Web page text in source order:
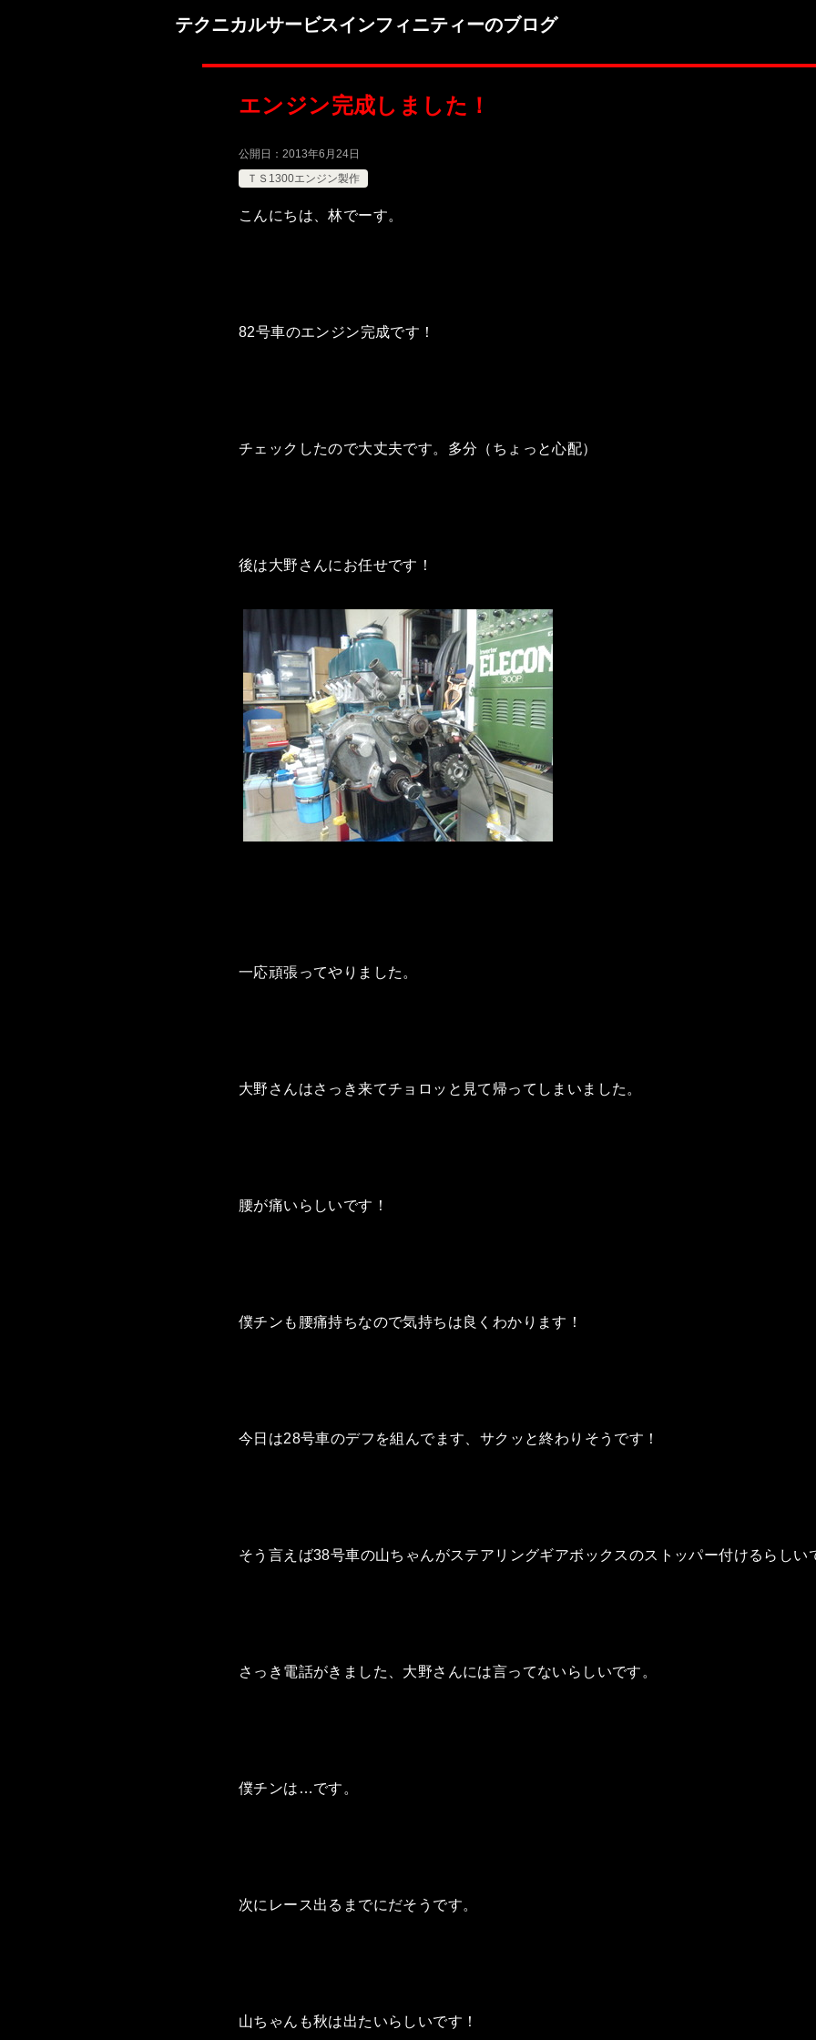
テクニカルサービスインフィニティーのブログ
エンジン完成しました！
公開日： 2013年6月24日
ＴＳ1300エンジン製作
こんにちは、林でーす。
82号車のエンジン完成です！
チェックしたので大丈夫です。多分（ちょっと心配）
後は大野さんにお任せです！
一応頑張ってやりました。
大野さんはさっき来てチョロッと見て帰ってしまいました。
腰が痛いらしいです！
僕チンも腰痛持ちなので気持ちは良くわかります！
今日は28号車のデフを組んでます、サクッと終わりそうです！
そう言えば38号車の山ちゃんがステアリングギアボックスのストッパー付けるらしい
さっき電話がきました、大野さんには言ってないらしいです。
僕チンは…です。
次にレース出るまでにだそうです。
山ちゃんも秋は出たいらしいです！